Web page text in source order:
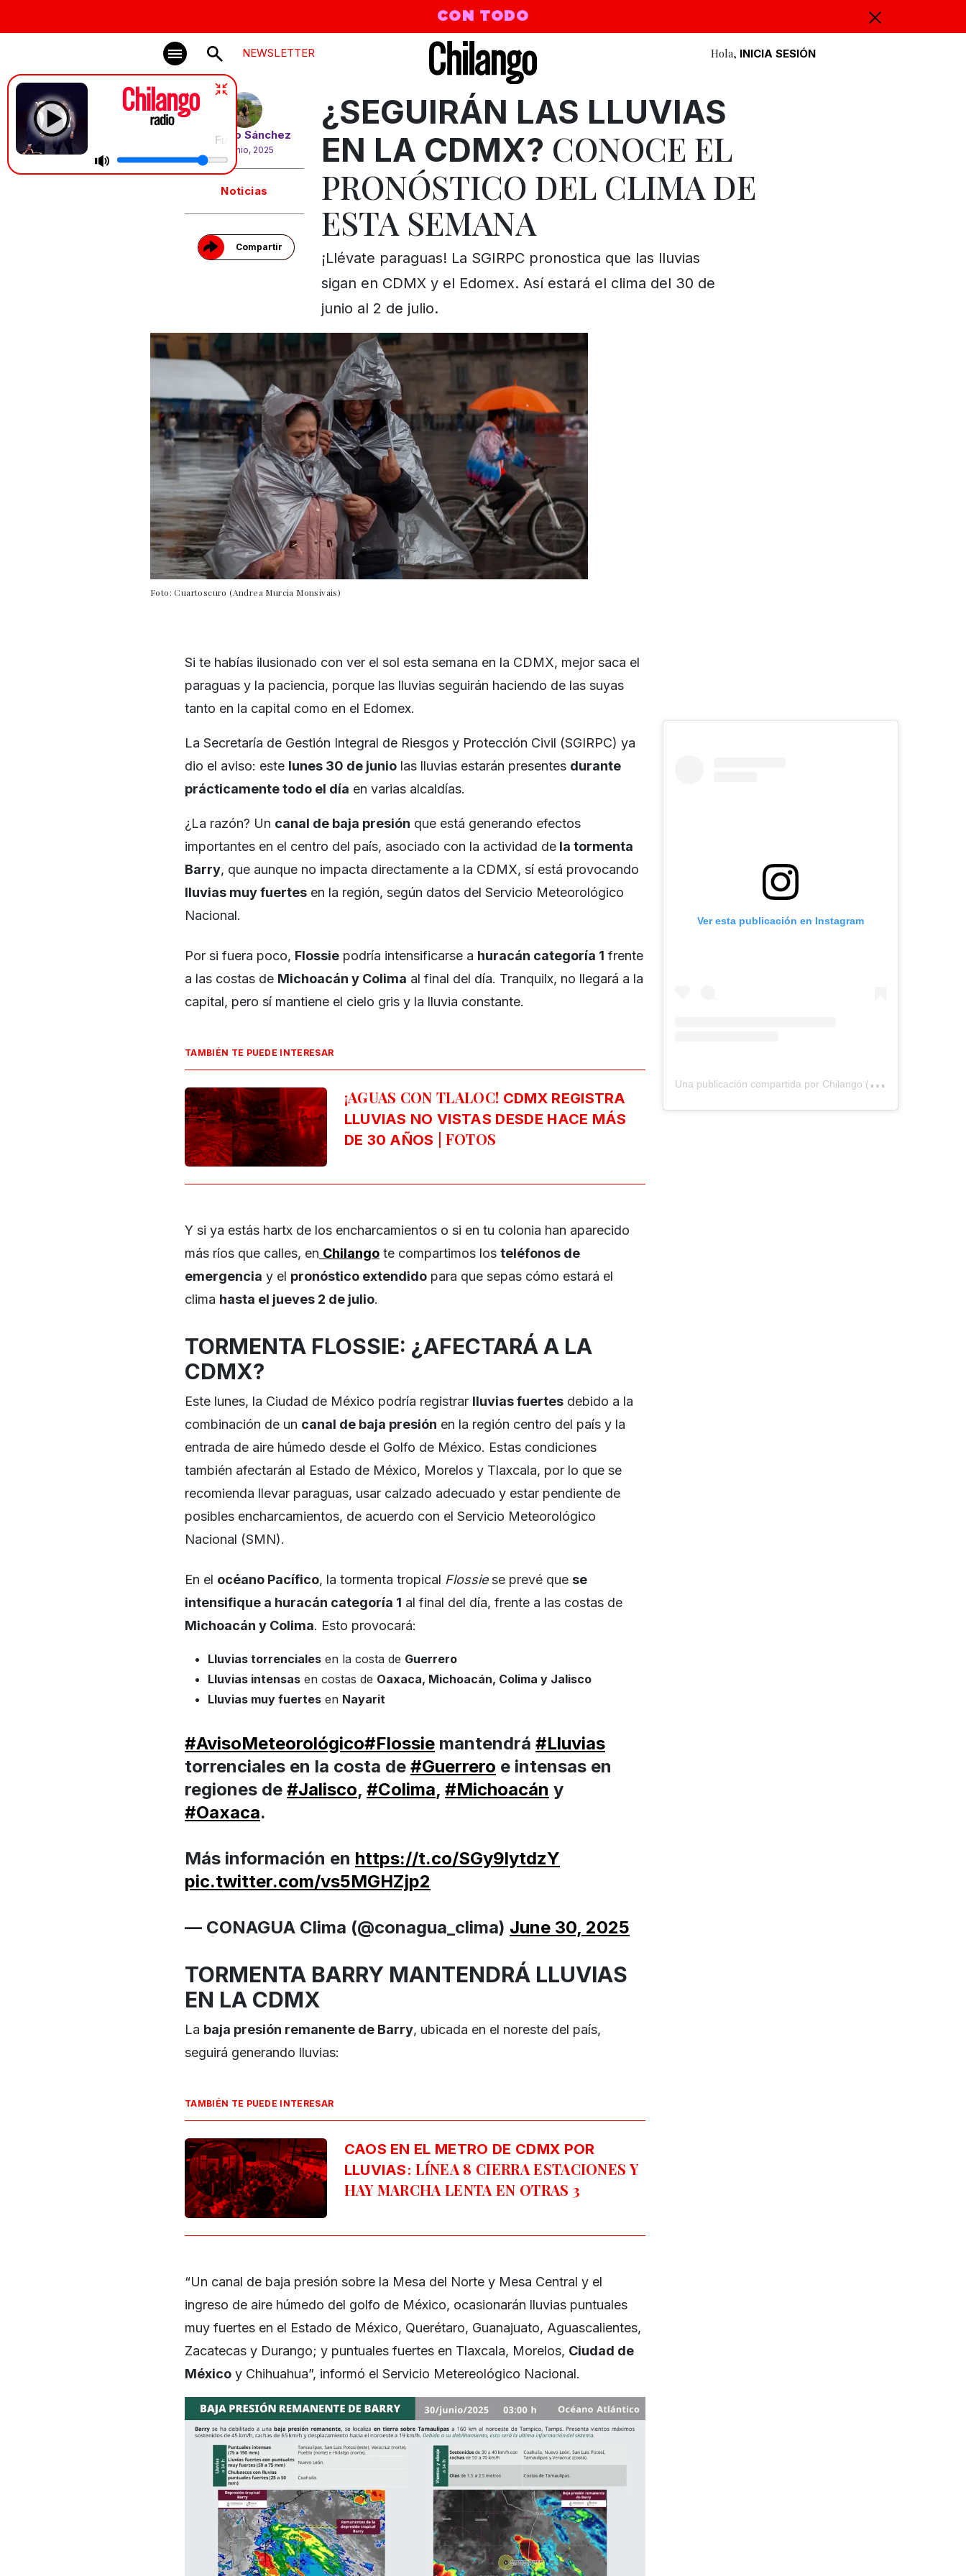
CON TODO
NEWSLETTER Hola, INICIA SESIÓN
Future, Metro Boomin & Kendrick Lamar | Like That
PorChío Sánchez
30 junio, 2025
Noticias
Compartir
Gracias!
¿SEGUIRÁN LAS LLUVIAS
EN LA CDMX? CONOCE EL
PRONÓSTICO DEL CLIMA DE
ESTA SEMANA
¡Llévate paraguas! La SGIRPC pronostica que las lluvias
sigan en CDMX y el Edomex. Así estará el clima del 30 de
junio al 2 de julio.
Foto: Cuartoscuro (Andrea Murcia Monsivais)
Si te habías ilusionado con ver el sol esta semana en la CDMX, mejor saca el
paraguas y la paciencia, porque las lluvias seguirán haciendo de las suyas
tanto en la capital como en el Edomex.
La Secretaría de Gestión Integral de Riesgos y Protección Civil (SGIRPC) ya
dio el aviso: este lunes 30 de junio las lluvias estarán presentes durante
prácticamente todo el día en varias alcaldías.
¿La razón? Un canal de baja presión que está generando efectos
importantes en el centro del país, asociado con la actividad de la tormenta
Barry, que aunque no impacta directamente a la CDMX, sí está provocando
lluvias muy fuertes en la región, según datos del Servicio Meteorológico
Nacional.
Por si fuera poco, Flossie podría intensificarse a huracán categoría 1 frente
a las costas de Michoacán y Colima al final del día. Tranquilx, no llegará a la
capital, pero sí mantiene el cielo gris y la lluvia constante.
TAMBIÉN TE PUEDE INTERESAR
¡AGUAS CON TLALOC! CDMX REGISTRA
LLUVIAS NO VISTAS DESDE HACE MÁS
DE 30 AÑOS | FOTOS
Y si ya estás hartx de los encharcamientos o si en tu colonia han aparecido
más ríos que calles, en Chilango te compartimos los teléfonos de
emergencia y el pronóstico extendido para que sepas cómo estará el
clima hasta el jueves 2 de julio.
TORMENTA FLOSSIE: ¿AFECTARÁ A LA
CDMX?
Este lunes, la Ciudad de México podría registrar lluvias fuertes debido a la
combinación de un canal de baja presión en la región centro del país y la
entrada de aire húmedo desde el Golfo de México. Estas condiciones
también afectarán al Estado de México, Morelos y Tlaxcala, por lo que se
recomienda llevar paraguas, usar calzado adecuado y estar pendiente de
posibles encharcamientos, de acuerdo con el Servicio Meteorológico
Nacional (SMN).
En el océano Pacífico, la tormenta tropical Flossiese prevé que se
intensifique a huracán categoría 1 al final del día, frente a las costas de
Michoacán y Colima. Esto provocará:
Lluvias torrenciales en la costa de Guerrero
Lluvias intensas en costas de Oaxaca, Michoacán, Colima y Jalisco
Lluvias muy fuertes en Nayarit
#AvisoMeteorológico#Flossie mantendrá #Lluvias
torrenciales en la costa de #Guerrero e intensas en
regiones de #Jalisco, #Colima, #Michoacán y
#Oaxaca.
Más información en https://t.co/SGy9lytdzY
pic.twitter.com/vs5MGHZjp2
— CONAGUA Clima (@conagua_clima) June 30, 2025
TORMENTA BARRY MANTENDRÁ LLUVIAS
EN LA CDMX
La baja presión remanente de Barry, ubicada en el noreste del país,
seguirá generando lluvias:
TAMBIÉN TE PUEDE INTERESAR
CAOS EN EL METRO DE CDMX POR
LLUVIAS: LÍNEA 8 CIERRA ESTACIONES Y
HAY MARCHA LENTA EN OTRAS 3
“Un canal de baja presión sobre la Mesa del Norte y Mesa Central y el
ingreso de aire húmedo del golfo de México, ocasionarán lluvias puntuales
muy fuertes en el Estado de México, Querétaro, Guanajuato, Aguascalientes,
Zacatecas y Durango; y puntuales fuertes en Tlaxcala, Morelos, Ciudad de
México y Chihuahua”, informó el Servicio Metereológico Nacional.
Ver esta publicación en Instagram
U
na publicación compartida por Chilango (@chilangocom)